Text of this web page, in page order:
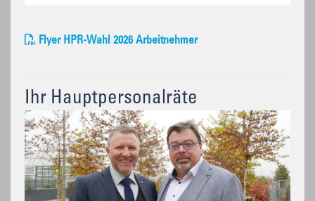
Flyer HPR-Wahl 2026 Arbeitnehmer
Ihr Hauptpersonalräte